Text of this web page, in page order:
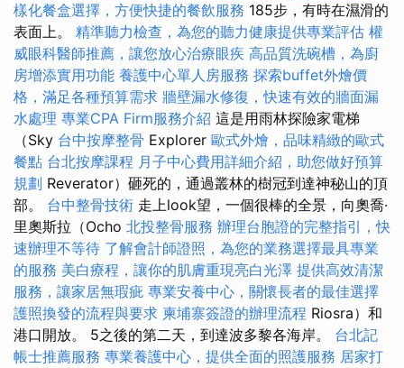
樣化餐盒選擇，方便快捷的餐飲服務 185步，有時在濕滑的
表面上。 精準聽力檢查，為您的聽力健康提供專業評估 權
威眼科醫師推薦，讓您放心治療眼疾 高品質洗碗槽，為廚
房增添實用功能 養護中心單人房服務 探索buffet外燴價
格，滿足各種預算需求 牆壁漏水修復，快速有效的牆面漏
水處理 專業CPA Firm服務介紹 這是用雨林探險家電梯
（Sky 台中按摩整骨 Explorer 歐式外燴，品味精緻的歐式
餐點 台北按摩課程 月子中心費用詳細介紹，助您做好預算
規劃 Reverator）砸死的，通過叢林的樹冠到達神秘山的頂
部。 台中整骨技術 走上look望，一個很棒的全景，向奧喬·
里奧斯拉（Ocho 北投整骨服務 辦理台胞證的完整指引，快
速辦理不等待 了解會計師證照，為您的業務選擇最具專業
的服務 美白療程，讓你的肌膚重現亮白光澤 提供高效清潔
服務，讓家居無瑕疵 專業安養中心，關懷長者的最佳選擇
護照換發的流程與要求 柬埔寨簽證的辦理流程 Riosra）和
港口開放。 5之後的第二天，到達波多黎各海岸。 台北記
帳士推薦服務 專業養護中心，提供全面的照護服務 居家打